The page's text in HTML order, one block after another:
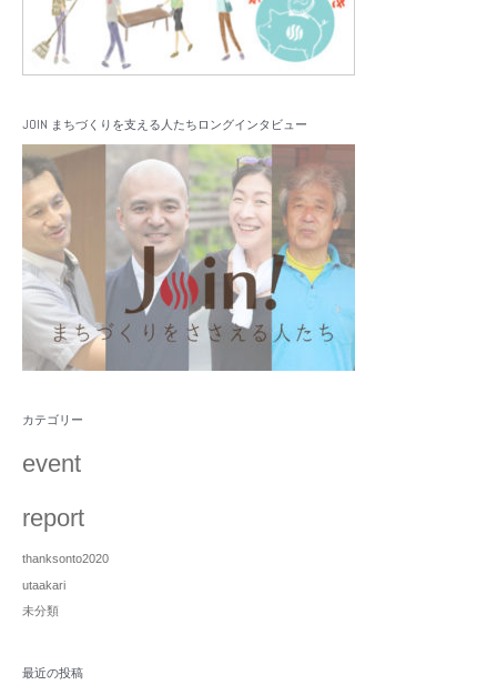
JOIN まちづくりを支える人たちロングインタビュー
カテゴリー
event
report
thanksonto2020
utaakari
未分類
最近の投稿